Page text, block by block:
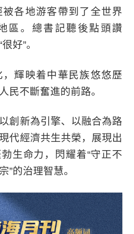
各地游客帶到了全世界
區。總書記聽後點頭讚
好”。
輝映着中華民族悠悠歷
民不斷奮進的前路。
創新為引擎、以融合為路
代經濟共生共榮，展現出
生命力，閃耀着“守正不
”的治理智慧。